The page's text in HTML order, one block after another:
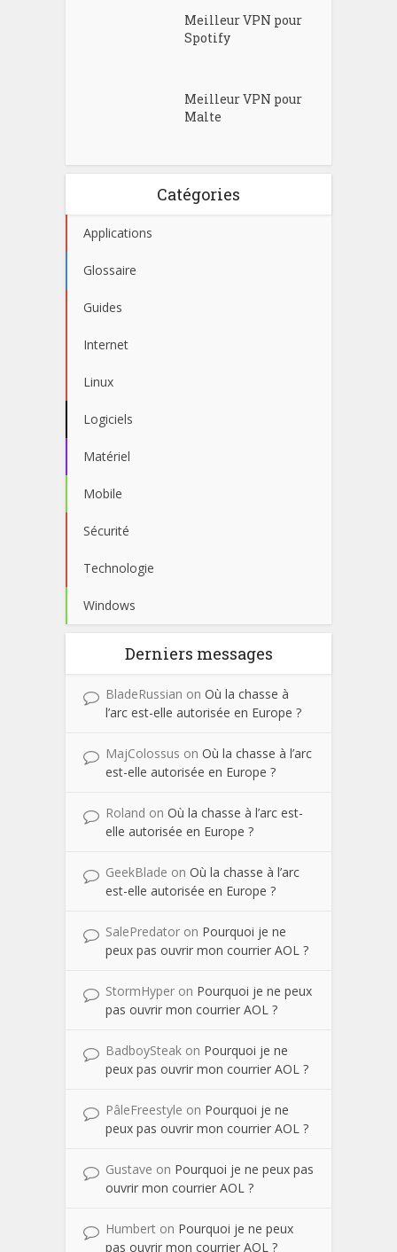
Meilleur VPN pour
Spotify
Meilleur VPN pour
Malte
Catégories
Applications
Glossaire
Guides
Internet
Linux
Logiciels
Matériel
Mobile
Sécurité
Technologie
Windows
Derniers messages
BladeRussian on Où la chasse à
l’arc est-elle autorisée en Europe ?
MajColossus on Où la chasse à l’arc
est-elle autorisée en Europe ?
Roland on Où la chasse à l’arc est-
elle autorisée en Europe ?
GeekBlade on Où la chasse à l’arc
est-elle autorisée en Europe ?
SalePredator on Pourquoi je ne
peux pas ouvrir mon courrier AOL ?
StormHyper on Pourquoi je ne peux
pas ouvrir mon courrier AOL ?
BadboySteak on Pourquoi je ne
peux pas ouvrir mon courrier AOL ?
PâleFreestyle on Pourquoi je ne
peux pas ouvrir mon courrier AOL ?
Gustave on Pourquoi je ne peux pas
ouvrir mon courrier AOL ?
Humbert on Pourquoi je ne peux
pas ouvrir mon courrier AOL ?